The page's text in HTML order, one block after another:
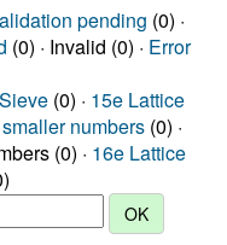
pending (0) ·
(0) · Invalid (0) · Error
(0) · 15e Lattice
numbers (0) ·
(0) · 16e Lattice